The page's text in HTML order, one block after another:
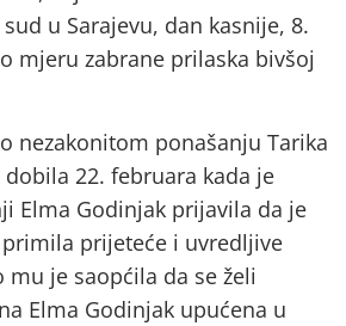
u Sarajevu, dan kasnije, 8.
mjeru zabrane prilaska bivšoj
nezakonitom ponašanju Tarika
22. februara kada je
Elma Godinjak prijavila da je
prijeteće i uvredljive
mu je saopćila da se želi
Elma Godinjak upućena u